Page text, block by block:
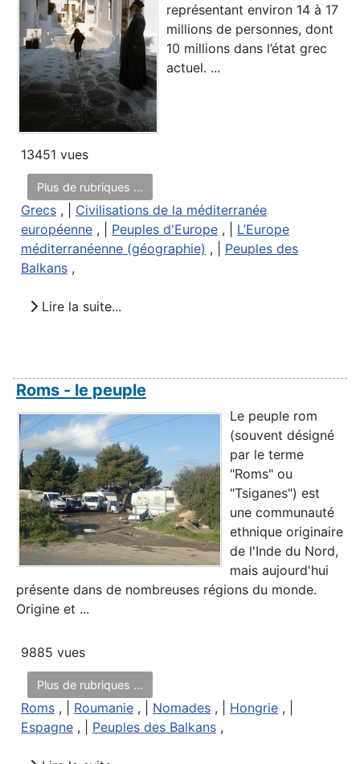
représentant environ 14 à 17
millions de personnes, dont
10 millions dans l’état grec
actuel. ...
13451 vues
Plus de rubriques ...
Grecs , | Civilisations de la méditerranée
européenne , | Peuples d'Europe , | L’Europe
méditerranéenne (géographie) , | Peuples des
Balkans ,
Lire la suite...
Roms - le peuple
Le peuple rom
(souvent désigné
par le terme
"Roms" ou
"Tsiganes") est
une communauté
ethnique originaire
de l'Inde du Nord,
mais aujourd'hui
présente dans de nombreuses régions du monde.
Origine et ...
9885 vues
Plus de rubriques ...
Roms , | Roumanie , | Nomades , | Hongrie , |
Espagne , | Peuples des Balkans ,